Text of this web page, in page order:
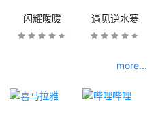
闪耀暖暖 遇见逆水寒
more...